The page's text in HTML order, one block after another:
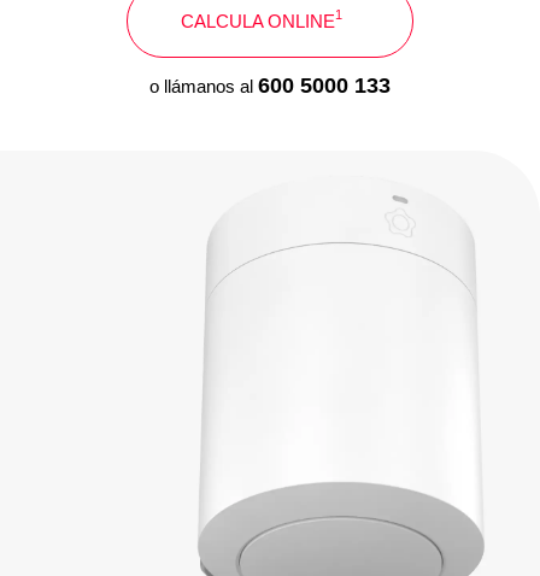
CALCULA ONLINE1
o llámanos al 600 5000 133